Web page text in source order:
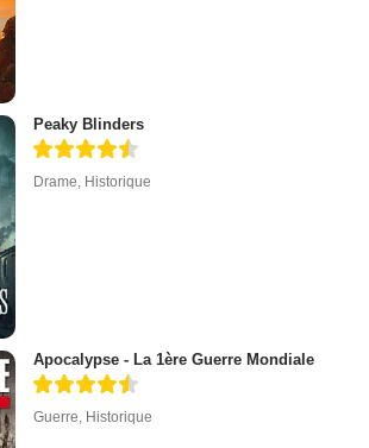
Peaky Blinders
Drame, Historique
Apocalypse - La 1ère Guerre Mondiale
Guerre, Historique